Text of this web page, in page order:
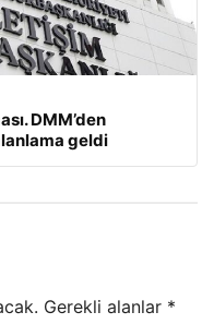
DMM’den
geldi
Gerekli alanlar *